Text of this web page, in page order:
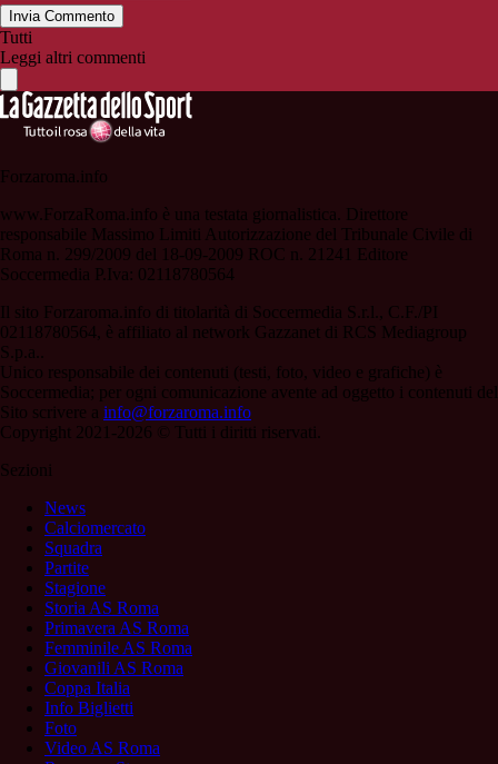
Invia Commento
Tutti
Leggi altri commenti
Forzaroma.info
www.ForzaRoma.info è una testata giornalistica. Direttore
responsabile Massimo Limiti Autorizzazione del Tribunale Civile di
Roma n. 299/2009 del 18-09-2009 ROC n. 21241 Editore
Soccermedia P.Iva: 02118780564
Il sito Forzaroma.info di titolarità di Soccermedia S.r.l., C.F./PI
02118780564, è affiliato al network Gazzanet di RCS Mediagroup
S.p.a..
Unico responsabile dei contenuti (testi, foto, video e grafiche) è
Soccermedia; per ogni comunicazione avente ad oggetto i contenuti del
Sito scrivere a info@forzaroma.info
Copyright 2021-2026 © Tutti i diritti riservati.
Sezioni
News
Calciomercato
Squadra
Partite
Stagione
Storia AS Roma
Primavera AS Roma
Femminile AS Roma
Giovanili AS Roma
Coppa Italia
Info Biglietti
Foto
Video AS Roma